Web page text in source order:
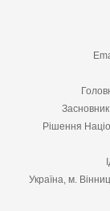
Рішення
Україна, м.